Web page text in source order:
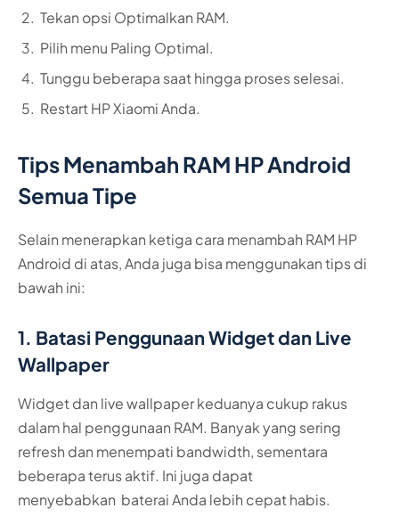
Tekan opsi Optimalkan RAM.
Pilih menu Paling Optimal.
Tunggu beberapa saat hingga proses selesai.
Restart HP Xiaomi Anda.
Tips Menambah RAM HP Android
Semua Tipe
Selain menerapkan ketiga cara menambah RAM HP
Android di atas, Anda juga bisa menggunakan tips di
bawah ini:
1. Batasi Penggunaan Widget dan Live
Wallpaper
Widget dan live wallpaper keduanya cukup rakus
dalam hal penggunaan RAM. Banyak yang sering
refresh dan menempati bandwidth, sementara
beberapa terus aktif. Ini juga dapat
menyebabkan baterai Anda lebih cepat habis.